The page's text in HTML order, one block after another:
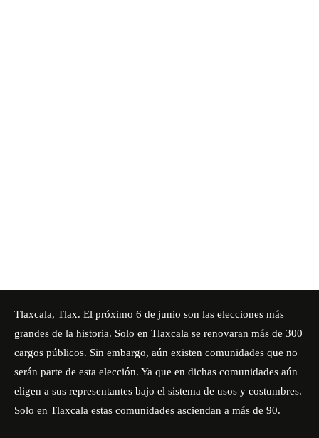
Tlaxcala, Tlax. El próximo 6 de junio son las elecciones más
grandes de la historia. Solo en Tlaxcala se renovaran más de 300
cargos públicos. Sin embargo, aún existen comunidades que no
serán parte de esta elección. Ya que en dichas comunidades aún
eligen a sus representantes bajo el sistema de usos y costumbres.
Solo en Tlaxcala estas comunidades asciendan a más de 90.